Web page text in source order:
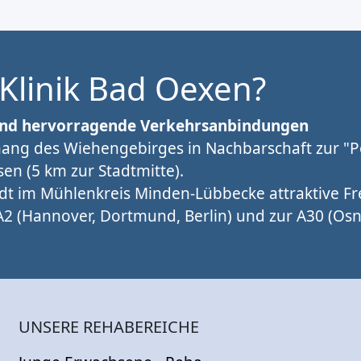
Bad Oexen?
hervorragende Verkehrsanbindungen
des Wiehengebirges in Nachbarschaft zur
(5 km zur Stadtmitte).
im Mühlenkreis Minden-Lübbecke attraktive
(Hannover, Dortmund, Berlin) und zur A30
UNSERE REHABEREICHE